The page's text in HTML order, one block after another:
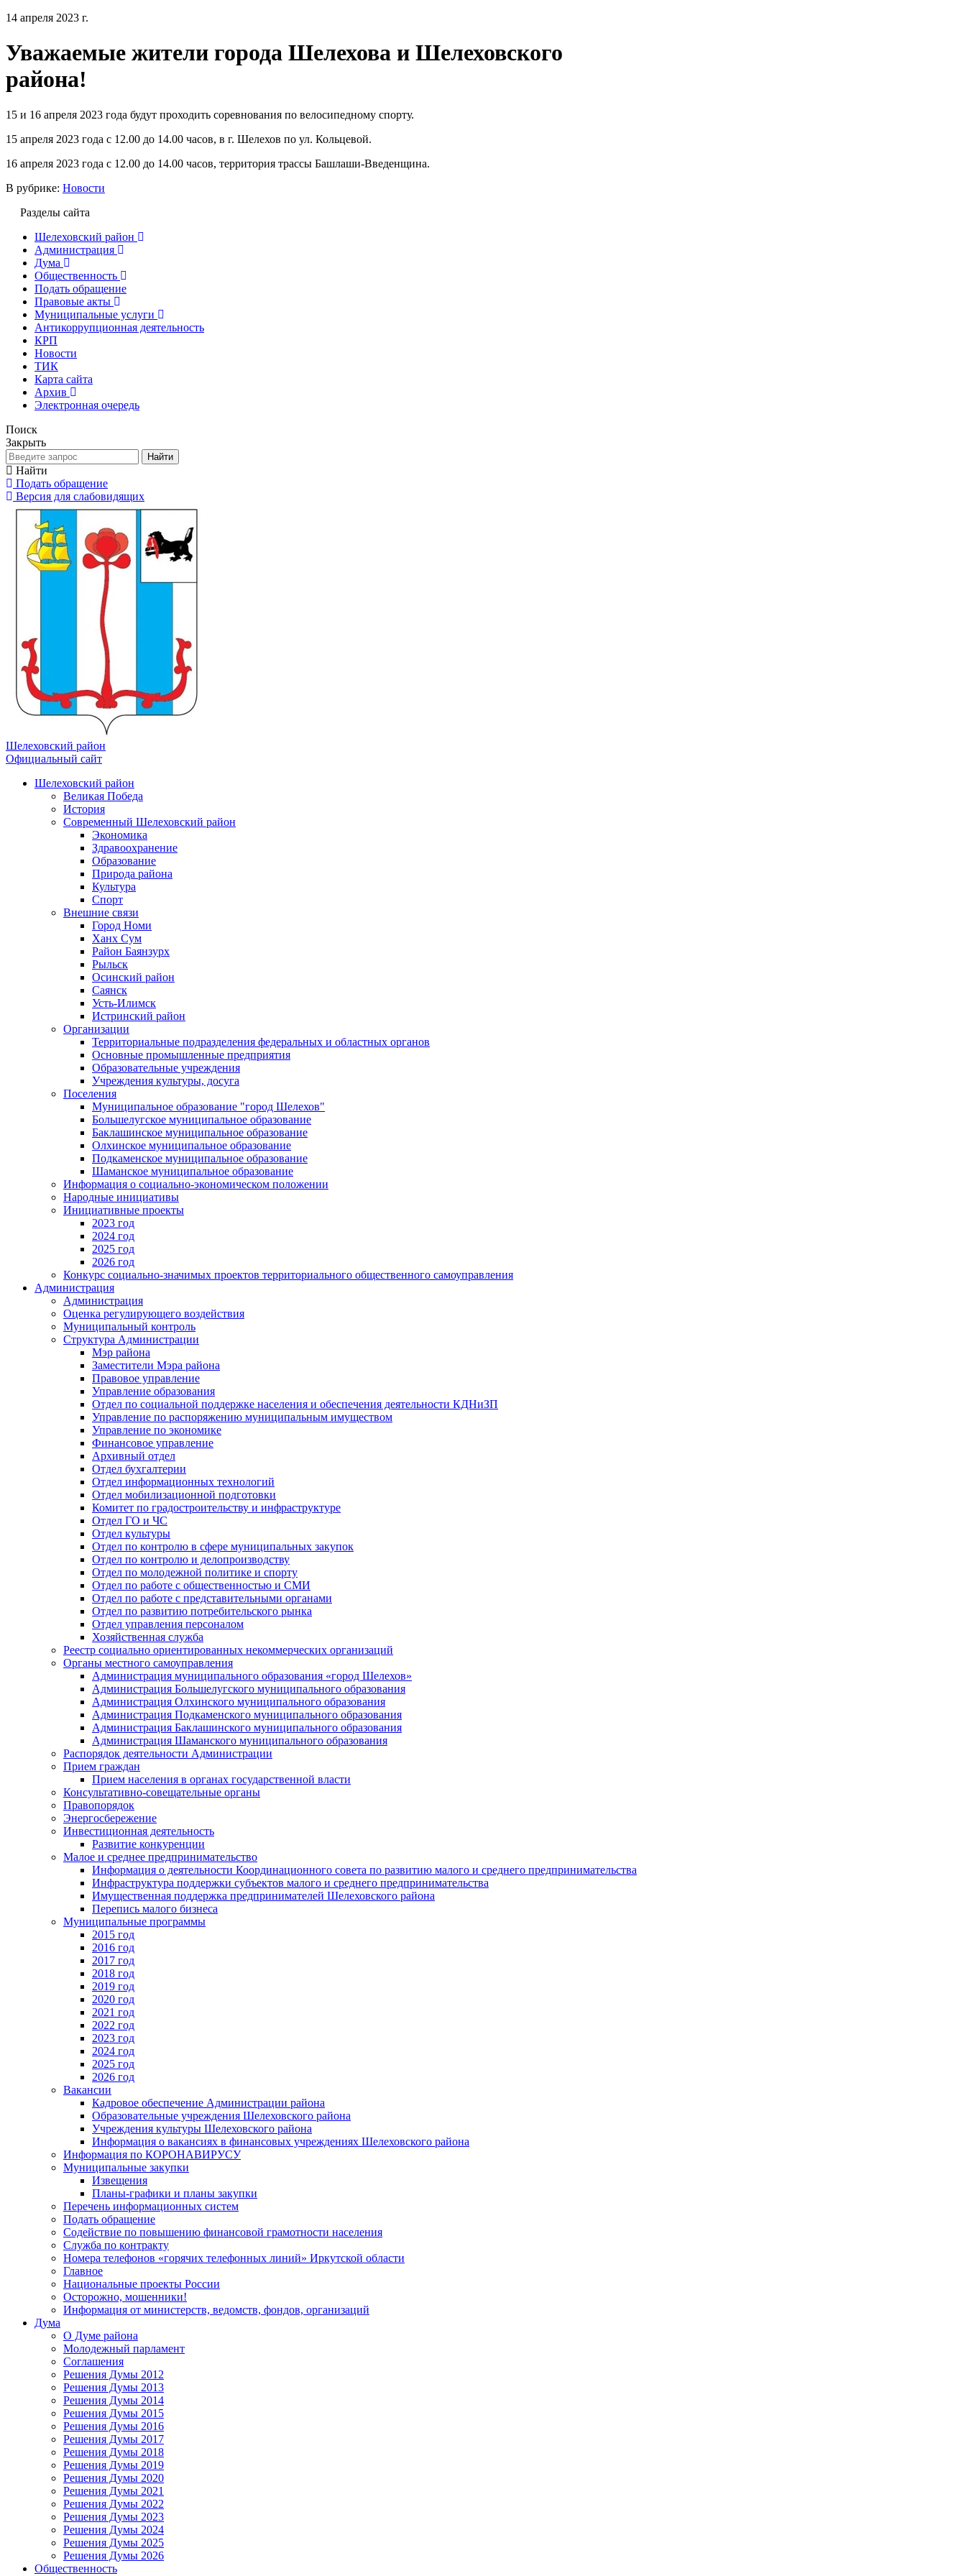
14 апреля 2023 г.
Уважаемые жители города Шелехова и Шелеховского
района!
15 и 16 апреля 2023 года будут проходить соревнования по велосипедному спорту.
15 апреля 2023 года с 12.00 до 14.00 часов, в г. Шелехов по ул. Кольцевой.
16 апреля 2023 года с 12.00 до 14.00 часов, территория трассы Башлаши-Введенщина.
В рубрике: Новости
Разделы сайта
Шелеховский район
Администрация
Дума
Общественность
Подать обращение
Правовые акты
Муниципальные услуги
Антикоррупционная деятельность
КРП
Новости
ТИК
Карта сайта
Архив
Электронная очередь
Поиск
Закрыть
Найти
Найти
Подать обращение
Версия для слабовидящих
Шелеховский район
Официальный сайт
Шелеховский район
Великая Победа
История
Современный Шелеховский район
Экономика
Здравоохранение
Образование
Природа района
Культура
Спорт
Внешние связи
Город Номи
Ханх Сум
Район Баянзурх
Рыльск
Осинский район
Саянск
Усть-Илимск
Истринский район
Организации
Территориальные подразделения федеральных и областных органов
Основные промышленные предприятия
Образовательные учреждения
Учреждения культуры, досуга
Поселения
Муниципальное образование "город Шелехов"
Большелугское муниципальное образование
Баклашинское муниципальное образование
Олхинское муниципальное образование
Подкаменское муниципальное образование
Шаманское муниципальное образование
Информация о социально-экономическом положении
Народные инициативы
Инициативные проекты
2023 год
2024 год
2025 год
2026 год
Конкурс социально-значимых проектов территориального общественного самоуправления
Администрация
Администрация
Оценка регулирующего воздействия
Муниципальный контроль
Структура Администрации
Мэр района
Заместители Мэра района
Правовое управление
Управление образования
Отдел по социальной поддержке населения и обеспечения деятельности КДНиЗП
Управление по распоряжению муниципальным имуществом
Управление по экономике
Финансовое управление
Архивный отдел
Отдел бухгалтерии
Отдел информационных технологий
Отдел мобилизационной подготовки
Комитет по градостроительству и инфраструктуре
Отдел ГО и ЧС
Отдел культуры
Отдел по контролю в сфере муниципальных закупок
Отдел по контролю и делопроизводству
Отдел по молодежной политике и спорту
Отдел по работе с общественностью и СМИ
Отдел по работе с представительными органами
Отдел по развитию потребительского рынка
Отдел управления персоналом
Хозяйственная служба
Реестр социально ориентированных некоммерческих организаций
Органы местного самоуправления
Администрация муниципального образования «город Шелехов»
Администрация Большелугского муниципального образования
Администрация Олхинского муниципального образования
Администрация Подкаменского муниципального образования
Администрация Баклашинского муниципального образования
Администрация Шаманского муниципального образования
Распорядок деятельности Администрации
Прием граждан
Прием населения в органах государственной власти
Консультативно-совещательные органы
Правопорядок
Энергосбережение
Инвестиционная деятельность
Развитие конкуренции
Малое и среднее предпринимательство
Информация о деятельности Координационного совета по развитию малого и среднего предпринимательства
Инфраструктура поддержки субъектов малого и среднего предпринимательства
Имущественная поддержка предпринимателей Шелеховского района
Перепись малого бизнеса
Муниципальные программы
2015 год
2016 год
2017 год
2018 год
2019 год
2020 год
2021 год
2022 год
2023 год
2024 год
2025 год
2026 год
Вакансии
Кадровое обеспечение Администрации района
Образовательные учреждения Шелеховского района
Учреждения культуры Шелеховского района
Информация о вакансиях в финансовых учреждениях Шелеховского района
Информация по КОРОНАВИРУСУ
Муниципальные закупки
Извещения
Планы-графики и планы закупки
Перечень информационных систем
Подать обращение
Содействие по повышению финансовой грамотности населения
Служба по контракту
Номера телефонов «горячих телефонных линий» Иркутской области
Главное
Национальные проекты России
Осторожно, мошенники!
Информация от министерств, ведомств, фондов, организаций
Дума
О Думе района
Молодежный парламент
Соглашения
Решения Думы 2012
Решения Думы 2013
Решения Думы 2014
Решения Думы 2015
Решения Думы 2016
Решения Думы 2017
Решения Думы 2018
Решения Думы 2019
Решения Думы 2020
Решения Думы 2021
Решения Думы 2022
Решения Думы 2023
Решения Думы 2024
Решения Думы 2025
Решения Думы 2026
Общественность